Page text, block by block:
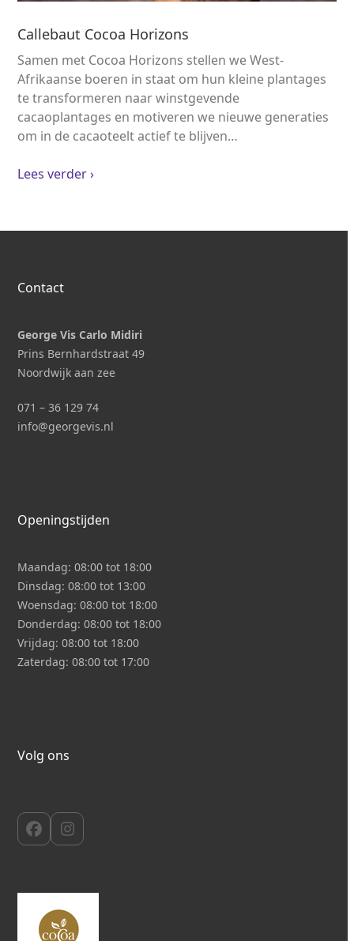
Callebaut Cocoa Horizons
Samen met Cocoa Horizons stellen we West-
Afrikaanse boeren in staat om hun kleine plantages
te transformeren naar winstgevende
cacaoplantages en motiveren we nieuwe generaties
om in de cacaoteelt actief te blijven…
Lees verder ›
Contact
George Vis Carlo Midiri
Prins Bernhardstraat 49
Noordwijk aan zee
071 – 36 129 74
info@georgevis.nl
Openingstijden
Maandag:08:00 tot 18:00
Dinsdag:08:00 tot 13:00
Woensdag:08:00 tot 18:00
Donderdag:08:00 tot 18:00
Vrijdag:08:00 tot 18:00
Zaterdag:08:00 tot 17:00
Volg ons
FacebookInstagram